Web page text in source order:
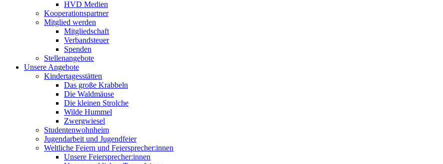
HVD Medien
Kooperationspartner
Mitglied werden
Mitgliedschaft
Verbandsteuer
Spenden
Stellenangebote
Unsere Angebote
Kindertagesstätten
Das große Krabbeln
Die Waldmäuse
Die kleinen Strolche
Wilde Hummel
Zwergwiesel
Studentenwohnheim
Jugendarbeit und Jugendfeier
Weltliche Feiern und Feiersprecher:innen
Unsere Feiersprecher:innen